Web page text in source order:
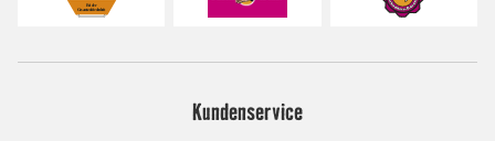
Kundenservice